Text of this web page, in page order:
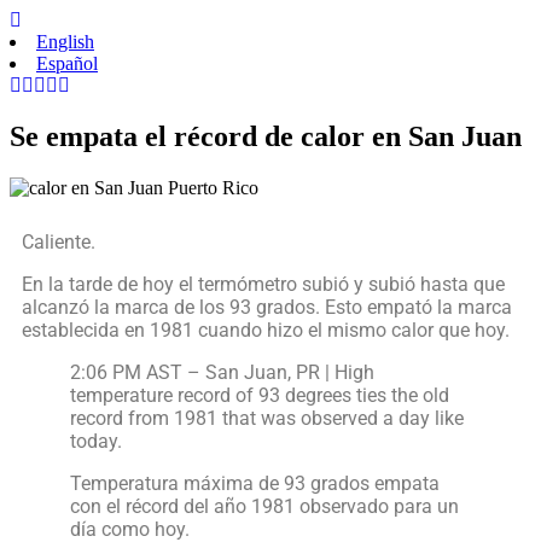
English
Español
Se empata el récord de calor en San Juan
Caliente.
En la tarde de hoy el termómetro subió y subió hasta que
alcanzó la marca de los 93 grados. Esto empató la marca
establecida en 1981 cuando hizo el mismo calor que hoy.
2:06 PM AST – San Juan, PR | High
temperature record of 93 degrees ties the old
record from 1981 that was observed a day like
today.
Temperatura máxima de 93 grados empata
con el récord del año 1981 observado para un
día como hoy.